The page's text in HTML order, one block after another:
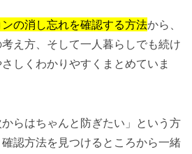
の消し忘れを確認する方法から、
え方、そして一人暮らしでも続け
しくわかりやすくまとめていま
からはちゃんと防ぎたい」という方
認方法を見つけるところから一緒